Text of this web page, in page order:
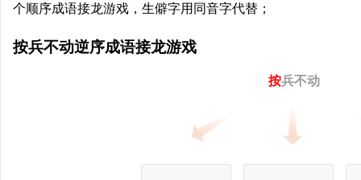
个顺序成语接龙游戏，生僻字用同音字代替；
按兵不动逆序成语接龙游戏
按兵不动